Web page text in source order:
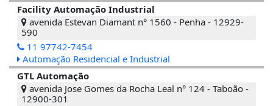
Facility Automação Industrial
avenida Estevan Diamant n° 1560 - Penha - 12929-
590
11 97742-7454
Automação Residencial e Industrial
GTL Automação
avenida Jose Gomes da Rocha Leal n° 124 - Taboão -
12900-301